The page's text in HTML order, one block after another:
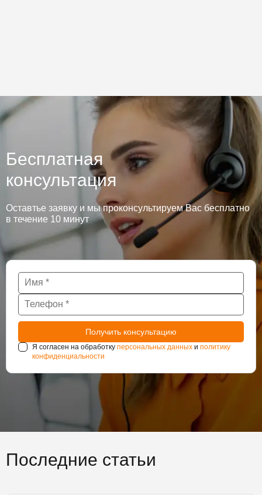
Бесплатная
консультация
Оставтье заявку и мы проконсультируем Вас бесплатно
в течение 10 минут
Я согласен на обработку персональных данных и политику
конфиденциальности
Последние статьи